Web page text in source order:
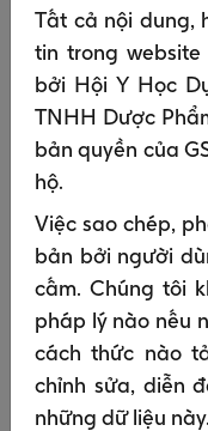
sức khỏe
Trước
thông tin
Ở bất kỳ
liệu cá
Chúng tôi
bạn cho các
pháp, ví dụ:
doanh nghiệp
gồm việc:
Gửi tài
có
Tất cả nội dung,
tin trong
bởi Hội Y Học
TNHH Dược
bản quyền của
hộ.
Việc sao chép,
bản bởi người
cấm. Chúng tôi
pháp lý nào nếu
cách thức nào
chỉnh sửa, diễn
những dữ liệu này.